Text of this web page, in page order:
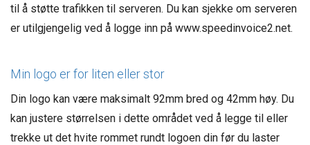
til å støtte trafikken til serveren. Du kan sjekke om serveren
er utilgjengelig ved å logge inn på www.speedinvoice2.net.
Min logo er for liten eller stor
Din logo kan være maksimalt 92mm bred og 42mm høy. Du
kan justere størrelsen i dette området ved å legge til eller
trekke ut det hvite rommet rundt logoen din før du laster